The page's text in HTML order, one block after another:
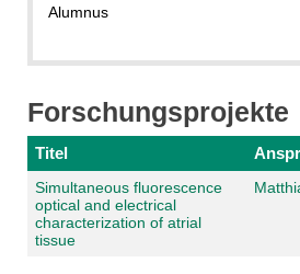
Alumnus
Forschungsprojekte
Titel
Simultaneous fluorescence
optical and electrical
characterization of atrial
tissue